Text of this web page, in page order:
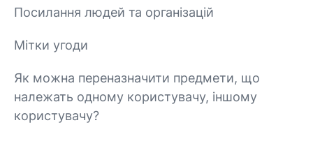
Посилання людей та організацій
Мітки угоди
Як можна переназначити предмети, що
належать одному користувачу, іншому
користувачу?